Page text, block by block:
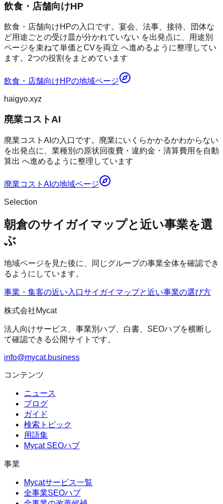
飲食・店舗向けHP
飲食・店舗向けHPの入口です。宴会、法事、接待、団体な
ど用途ごとの受け皿が分かれていない を出発点に、用途別
ページを束ねて単価とCVを両立 へ進めるように整理してい
ます。2つの役割をまとめています
飲食・店舗向けHPの地域ページ
haigyo.xyz
廃業コストAI
廃業コストAIの入口です。廃業にいくらかかるかわからない
を出発点に、業種別の原状回復費・違約金・清算費用を自動
算出 へ進めるように整理しています
廃業コストAI の地域ページ
Selection
朝倉のサイガイマップと近い事業を選
ぶ
地域ページを見た後に、同じグループの事業全体を確認でき
るようにしています。
事業・集客の近い入口サイガイマップと近い事業の選び方
株式会社Mycat
法人向けサービス、事業別ハブ、白書、SEOハブを横断し
て確認できる公開サイトです。
info@mycat.business
コンテンツ
ニュース
ブログ
ガイド
検索トピック
用語集
Mycat SEOハブ
事業
Mycatサービス一覧
全事業SEOハブ